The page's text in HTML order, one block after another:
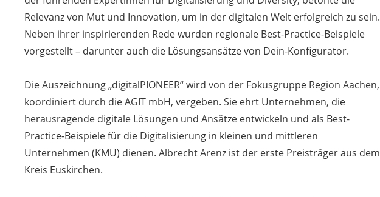
Relevanz von Mut und Innovation, um in der digitalen Welt erfolgreich zu sein.
Neben ihrer inspirierenden Rede wurden regionale Best-Practice-Beispiele
vorgestellt – darunter auch die Lösungsansätze von Dein-Konfigurator.
Die Auszeichnung „digitalPIONEER“ wird von der Fokusgruppe Region Aachen,
koordiniert durch die AGIT mbH, vergeben. Sie ehrt Unternehmen, die
herausragende digitale Lösungen und Ansätze entwickeln und als Best-
Practice-Beispiele für die Digitalisierung in kleinen und mittleren
Unternehmen (KMU) dienen. Albrecht Arenz ist der erste Preisträger aus dem
Kreis Euskirchen.